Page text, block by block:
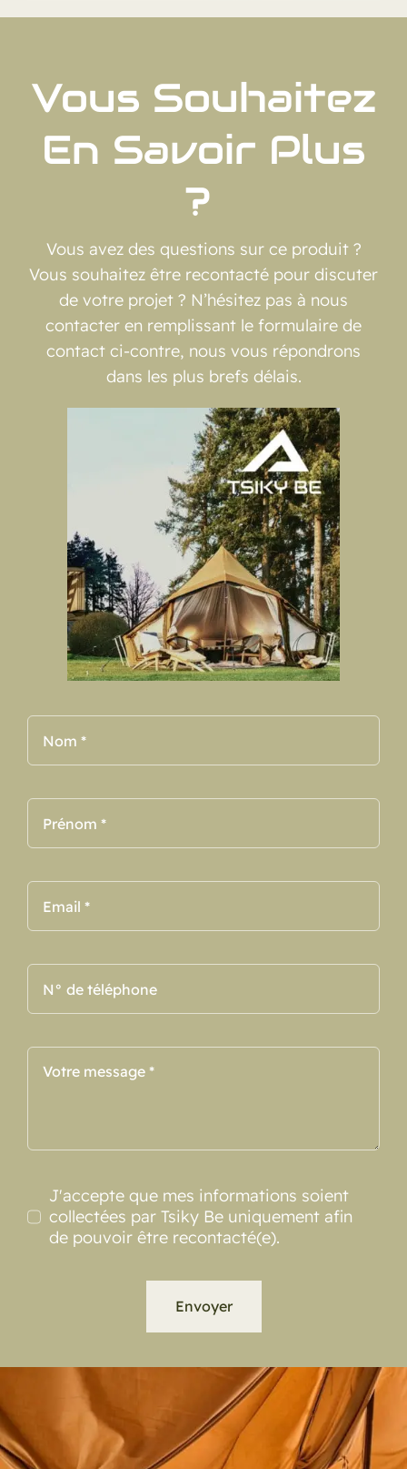
Vous Souhaitez
En Savoir Plus
?
Vous avez des questions sur ce produit ?
Vous souhaitez être recontacté pour discuter
de votre projet ? N’hésitez pas à nous
contacter en remplissant le formulaire de
contact ci-contre, nous vous répondrons
dans les plus brefs délais.
J'accepte que mes informations soient
collectées par Tsiky Be uniquement afin
de pouvoir être recontacté(e).
Envoyer